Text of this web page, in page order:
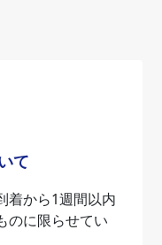
て
着から1週間以内
のに限らせてい